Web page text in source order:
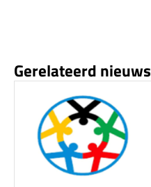
Gerelateerd nieuws